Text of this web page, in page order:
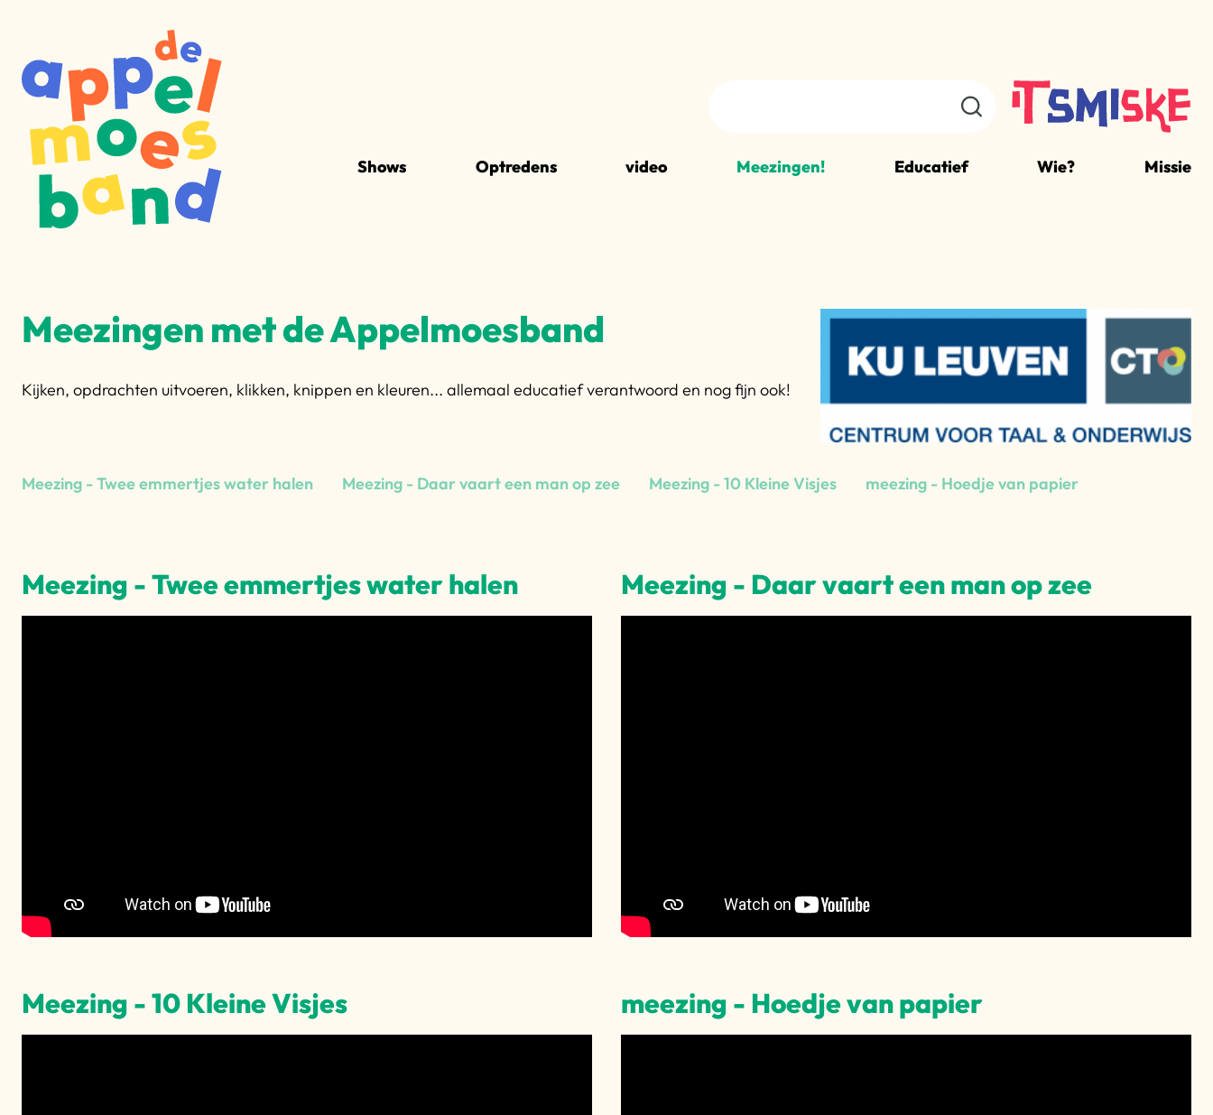
Shows Optredens video Meezingen! Educatief Wie? Missie
Meezingen met de Appelmoesband
Kijken, opdrachten uitvoeren, klikken, knippen en kleuren... allemaal educatief verantwoord en nog fijn ook!
Meezing - Twee emmertjes water halen Meezing - Daar vaart een man op zee Meezing - 10 Kleine Visjes meezing - Hoedje van papier
Meezing - Twee emmertjes water halen Meezing - Daar vaart een man op zee
Meezing - 10 Kleine Visjes meezing - Hoedje van papier